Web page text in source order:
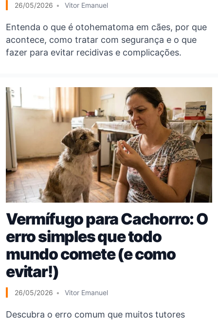
26/05/2026 Vitor Emanuel
Entenda o que é otohematoma em cães, por que
acontece, como tratar com segurança e o que
fazer para evitar recidivas e complicações.
Vermífugo para Cachorro: O
erro simples que todo
mundo comete (e como
evitar!)
26/05/2026 Vitor Emanuel
Descubra o erro comum que muitos tutores